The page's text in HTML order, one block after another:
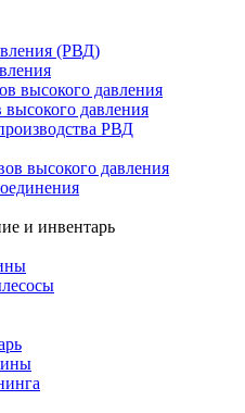
(РВД)
высокого давления
давления
РВД
высокого давления
и инвентарь